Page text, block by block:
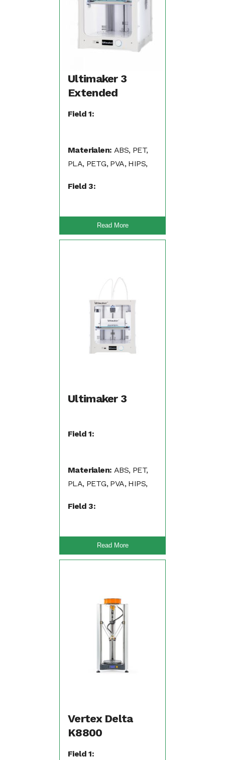
Ultimaker 3
Extended
Field 1:
Materialen: ABS, PET,
PLA, PETG, PVA, HIPS,
TPU)
Field 3:
Read More
Ultimaker 3
Field 1:
Materialen: ABS, PET,
PLA, PETG, PVA, HIPS,
TPU)
Field 3:
Read More
Vertex Delta
K8800
Field 1: